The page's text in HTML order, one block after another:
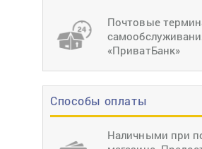
Почтовые
«ПриватБанк»
Способы оплаты
Наличными при